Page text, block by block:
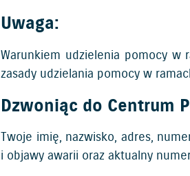
Uwaga:
Warunkiem udzielenia pomocy w
zasady udzielania pomocy w
Dzwoniąc do Centrum
Twoje imię, nazwisko, adres,
i objawy awarii oraz aktualny